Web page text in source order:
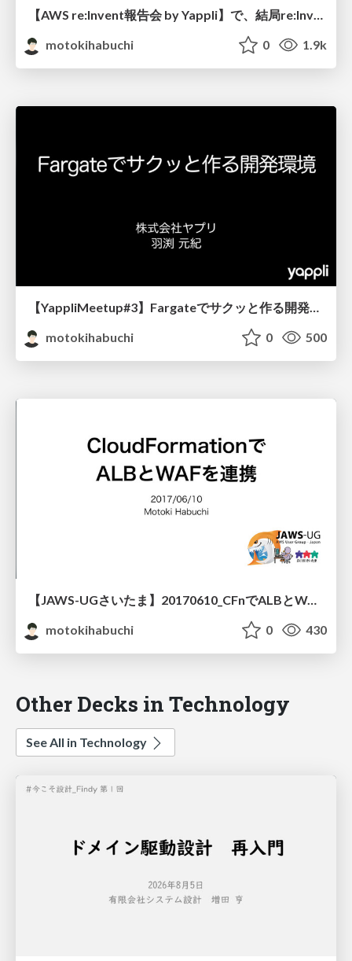
motokihabuchi
0 1.9k
【YappliMeetup#3】Fargateでサクッと作る開発環境 / Make development environment with Fargate
motokihabuchi
0 500
【JAWS-UGさいたま】20170610_CFnでALBとWAFを連携
motokihabuchi
0 430
Other Decks in Technology
See All in Technology